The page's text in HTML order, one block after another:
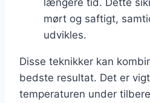
mørt og saftigt,
udvikles.
Disse teknikker kan
bedste resultat. Det er
temperaturen under